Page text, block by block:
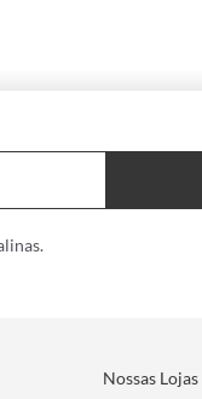
Nossas Lojas